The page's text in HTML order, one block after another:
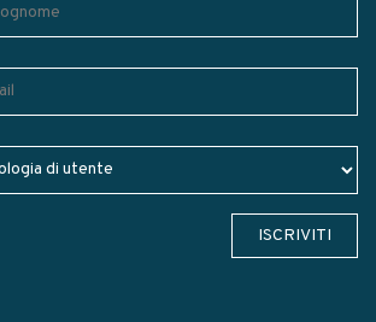
ISCRIVITI